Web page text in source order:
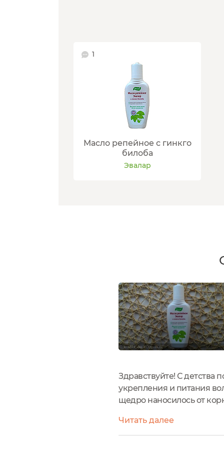
1
Масло репейное с гинкго
билоба
Эвалар
Здравствуйте! С
укрепления и питания
щедро наносилось от
рождается...
Читать далее